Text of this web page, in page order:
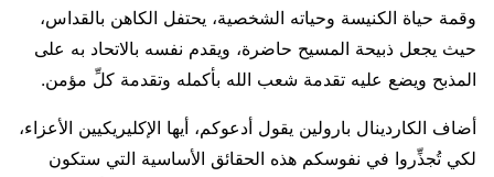
وقمة حياة الكنيسة وحياته الشخصية، يحتفل الكاهن بالقداس،
حيث يجعل ذبيحة المسيح حاضرة، ويقدم نفسه بالاتحاد به على
المذبح ويضع عليه تقدمة شعب الله بأكمله وتقدمة كلِّ مؤمن.
أضاف الكاردينال بارولين يقول أدعوكم، أيها الإكليريكيين الأعزاء،
لكي تُجذِّروا في نفوسكم هذه الحقائق الأساسية التي ستكون